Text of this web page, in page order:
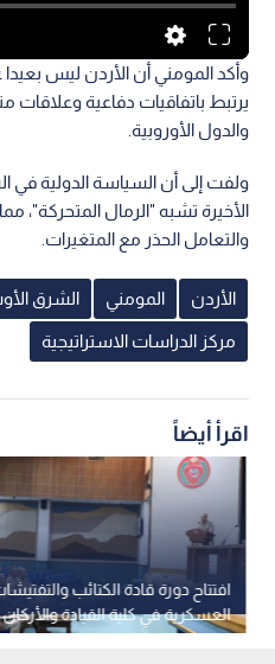
وأكد المومني أن الأردن ليس
يرتبط باتفاقيات دفاعية وعلاقات
والدول الأوروبية.
ولفت إلى أن السياسة الدولية
الأخيرة تشبه "الرمال المتحركة"،
والتعامل الحذر مع المتغيرات.
الأردن المومني الشرق
مركز الدراسات الاستراتيجية
اقرأ أيضاً
افتتاح دورة قادة الكتائب
العسكرية في كلية القيادة والأركان
الملكية الأردنية